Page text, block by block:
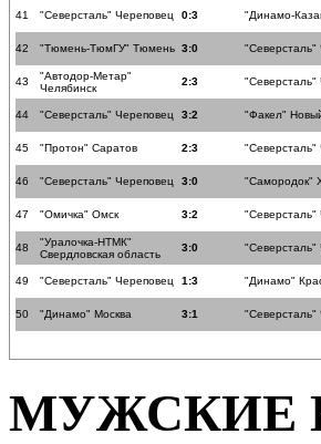
41 "Северсталь" Череповец 0:3 "Динамо-
42 "Тюмень-ТюмГУ" Тюмень 3:0 "Северсталь"
43
"Автодор-Метар"
Челябинск
2:3 "Северсталь"
44 "Северсталь" Череповец 3:2 "Факел"
45 "Протон" Саратов 2:3 "Северсталь"
46 "Северсталь" Череповец 3:0 "Самородок"
47 "Омичка" Омск 3:2 "Северсталь"
48
"Уралочка-НТМК"
Свердловская область
3:0 "Северсталь"
49 "Северсталь" Череповец 1:3 "Динамо"
50 "Динамо" Москва 3:1 "Северсталь"
МУЖСКИЕ